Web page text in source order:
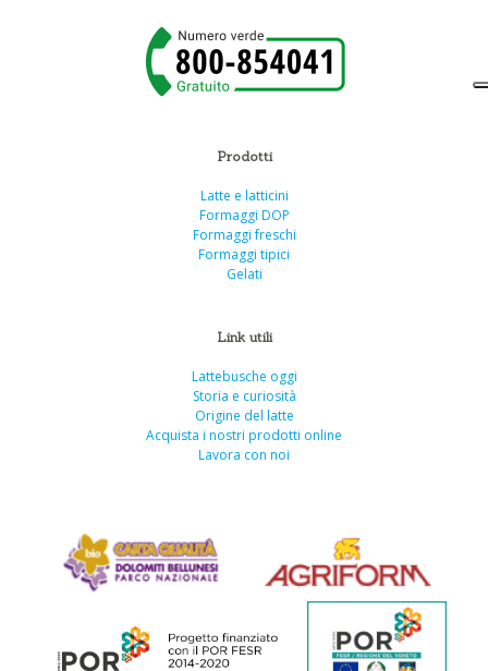
Prodotti
Latte e latticini
Formaggi DOP
Formaggi freschi
Formaggi tipici
Gelati
Link utili
Lattebusche oggi
Storia e curiosità
Origine del latte
Acquista i nostri prodotti online
Lavora con noi